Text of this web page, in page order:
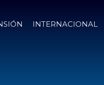
INTERNACIONAL